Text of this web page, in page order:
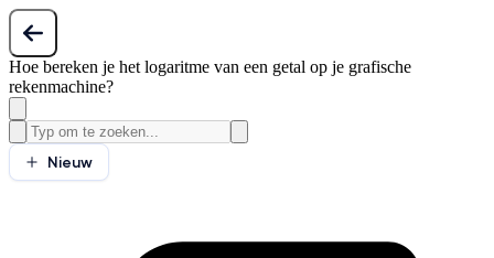
Hoe bereken je het logaritme van een getal op je grafische
rekenmachine?
Nieuw